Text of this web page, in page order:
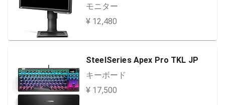
モニター
¥ 12,480
SteelSeries Apex Pro TKL JP
キーボード
¥ 17,500